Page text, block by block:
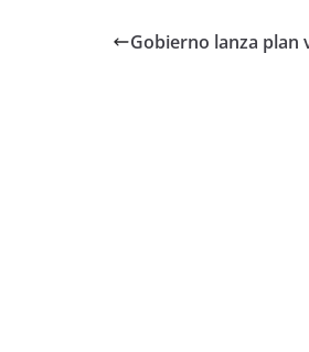
Gobierno lanza plan